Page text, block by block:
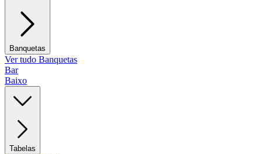
Banquetas
Ver tudo Banquetas
Bar
Baixo
Tabelas